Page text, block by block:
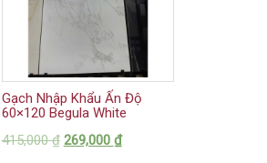
Gạch Nhập Khẩu Ấn Độ
60×120 Begula White
415,000₫ 269,000 ₫